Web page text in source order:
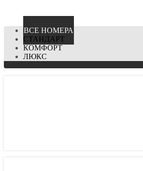
ВCЕ НОМЕРА
СТАНДАРТ
КОМФОРТ
ЛЮКС